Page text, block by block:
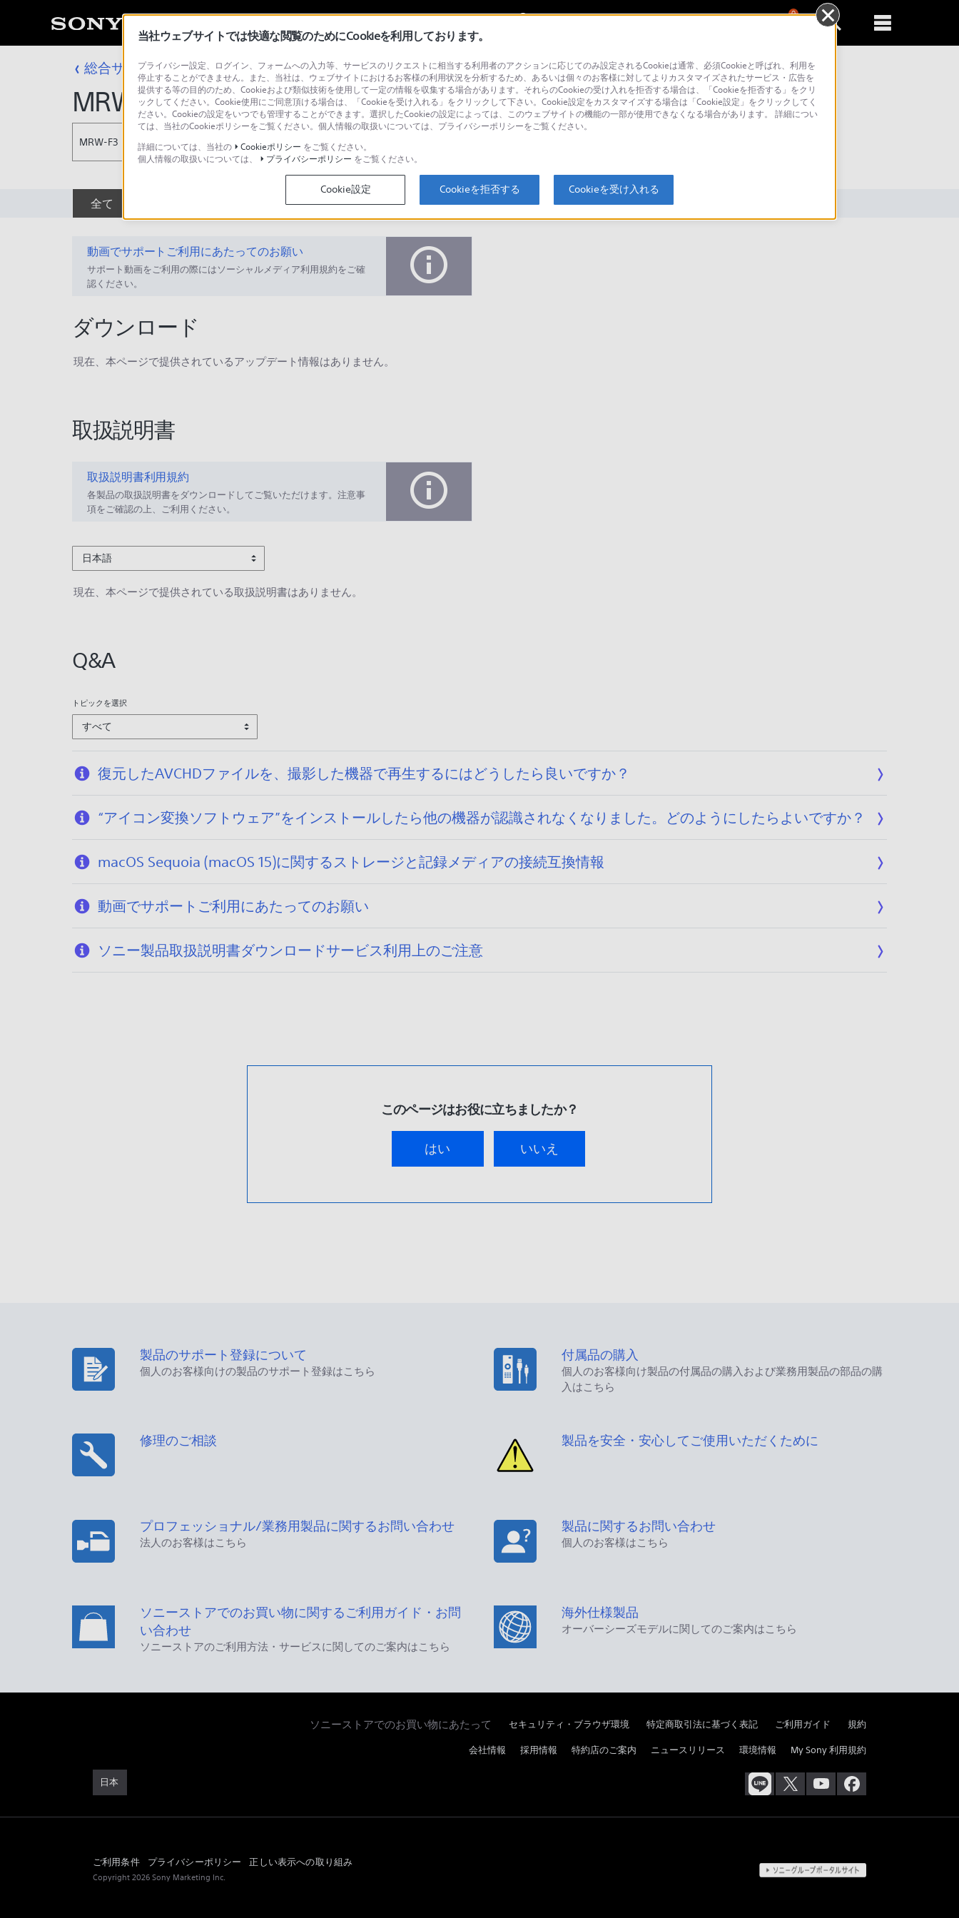
0
総合サポート・お問い合わせ アクセサリー
MRW-F3
MRW-F3
全て 取扱説明書 Q&A
動画でサポートご利用にあたってのお願い
サポート動画をご利用の際にはソーシャルメディア利用規約をご確
認ください。
ダウンロード
現在、本ページで提供されているアップデート情報はありません。
取扱説明書
取扱説明書利用規約
各製品の取扱説明書をダウンロードしてご覧いただけます。注意事
項をご確認の上、ご利用ください。
日本語
現在、本ページで提供されている取扱説明書はありません。
Q&A
トピックを選択
すべて
復元したAVCHDファイルを、撮影した機器で再生するにはどうしたら良いですか？
“アイコン変換ソフトウェア”をインストールしたら他の機器が認識されなくなりました。どのようにしたらよいですか？
macOS Sequoia (macOS 15)に関するストレージと記録メディアの接続互換情報
動画でサポートご利用にあたってのお願い
ソニー製品取扱説明書ダウンロードサービス利用上のご注意
このページはお役に立ちましたか？
はい いいえ
製品のサポート登録について
個人のお客様向けの製品のサポート登録はこちら
付属品の購入
個人のお客様向け製品の付属品の購入および業務用製品の部品の購
入はこちら
修理のご相談 製品を安全・安心してご使用いただくために
プロフェッショナル/業務用製品に関するお問い合わせ
法人のお客様はこちら
製品に関するお問い合わせ
個人のお客様はこちら
ソニーストアでのお買い物に関するご利用ガイド・お問
い合わせ
ソニーストアのご利用方法・サービスに関してのご案内はこちら
海外仕様製品
オーバーシーズモデルに関してのご案内はこちら
ソニーストアでのお買い物にあたって セキュリティ・ブラウザ環境 特定商取引法に基づく表記 ご利用ガイド 規約
日本
会社情報 採用情報 特約店のご案内 ニュースリリース 環境情報 My Sony 利用規約
ご利用条件 プライバシーポリシー 正しい表示への取り組み
Copyright 2026 Sony Marketing Inc.
当社ウェブサイトでは快適な閲覧のためにCookieを利用しております。
プライバシー設定、ログイン、フォームへの入力等、サービスのリクエストに相当する利用者のアクションに応じてのみ設定されるCookieは通常、必須Cookieと呼ばれ、利用を
停止することができません。また、当社は、ウェブサイトにおけるお客様の利用状況を分析するため、あるいは個々のお客様に対してよりカスタマイズされたサービス・広告を
提供する等の目的のため、Cookieおよび類似技術を使用して一定の情報を収集する場合があります。それらのCookieの受け入れを拒否する場合は、「Cookieを拒否する」をクリ
ックしてください。Cookie使用にご同意頂ける場合は、「Cookieを受け入れる」をクリックして下さい。Cookie設定をカスタマイズする場合は「Cookie設定」をクリックしてく
ださい。Cookieの設定をいつでも管理することができます。選択したCookieの設定によっては、このウェブサイトの機能の一部が使用できなくなる場合があります。 詳細につい
ては、当社のCookieポリシーをご覧ください。個人情報の取扱いについては、プライバシーポリシーをご覧ください。
詳細については、当社の
Cookieポリシー をご覧ください。
個人情報の取扱いについては、
プライバシーポリシー をご覧ください。
Cookie設定 Cookieを拒否する Cookieを受け入れる